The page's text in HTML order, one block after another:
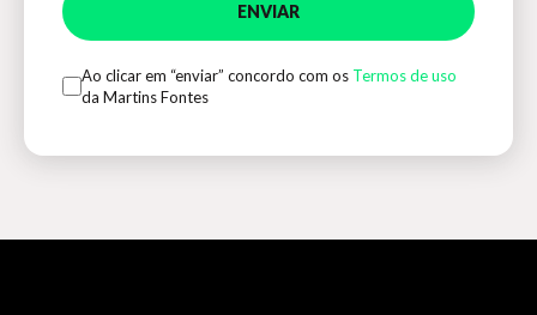
ENVIAR
Ao clicar em “enviar” concordo com os Termos de uso
da Martins Fontes